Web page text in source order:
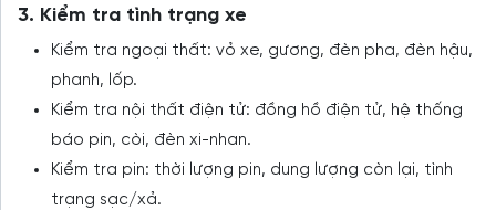
3. Kiểm tra tình trạng xe
Kiểm tra ngoại thất: vỏ xe, gương, đèn pha, đèn hậu,
phanh, lốp.
Kiểm tra nội thất điện tử: đồng hồ điện tử, hệ thống
báo pin, còi, đèn xi-nhan.
Kiểm tra pin: thời lượng pin, dung lượng còn lại, tình
trạng sạc/xả.